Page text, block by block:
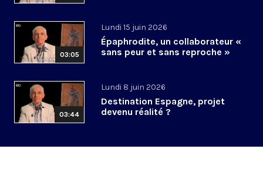
03:05
Lundi 15 juin 2026
Épaphrodite, un collaborateur «
sans peur et sans reproche »
03:44
Lundi 8 juin 2026
Destination Espagne, projet
devenu réalité ?